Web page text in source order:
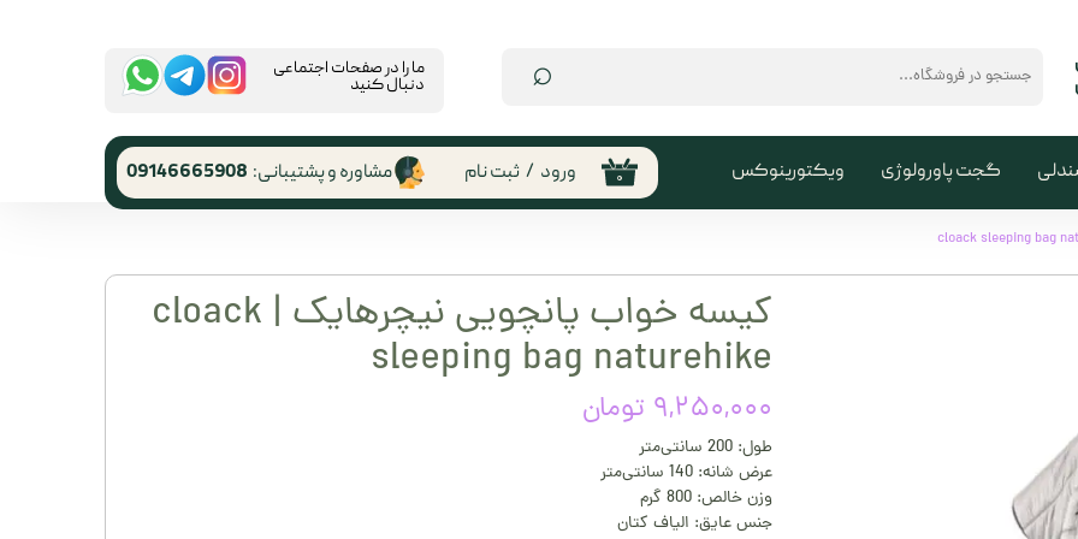
⌕
گجت پاورولوژی ویکتورینوکس ۰ ورود / ثبت نام
حساب کاربری
تغییر گذر واژه
سفارشات
خروج از حساب
مشاوره و پشتیبانی: 09146665908
​ما را در صفحات اجتماعی
دنبال کنید
کیسه خواب پانچویی نیچرهایک | cloack
sleeping bag naturehike
۹,۲۵۰,۰۰۰ تومان
طول: 200 سانتی‌متر
عرض شانه: 140 سانتی‌متر
وزن خالص: 800 گرم
جنس عایق: الیاف کتان